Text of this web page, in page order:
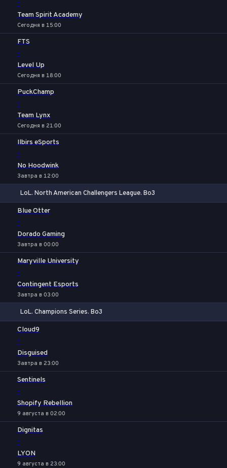
-
Team Spirit Academy
Сегодня в 15:00
FTS
-
Level Up
Сегодня в 18:00
PuckChamp
-
Team Lynx
Сегодня в 21:00
Ilbirs eSports
-
No Hoodwink
Завтра в 12:00
LoL. North American Challengers League. Bo3
Blue Otter
-
Dorado Gaming
Завтра в 00:00
Maryville University
-
Contingent Esports
Завтра в 03:00
LoL. Champions Series. Bo3
Cloud9
-
Disguised
Завтра в 23:00
Sentinels
-
Shopify Rebellion
9 августа в 02:00
Dignitas
-
LYON
9 августа в 23:00